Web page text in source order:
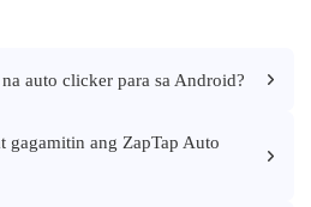
auto clicker para sa Android?
gagamitin ang ZapTap Auto